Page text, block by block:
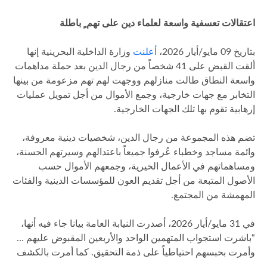
اعتقالات تعسفية واسعة لعلماء دين على تهم ٍ باطلة
بتاريخ 09 مايو/أيار 2026، أعلنت وزارة الداخلية البحرينية ​إنها
ألقت القبض على 41 شخصاً من رجال الدين بعد حملة مداهمات
واسعة النطاق طالت منازلهم ووجهت لهم تهم مزعومة من بينها
التخابر مع جهات خارجية، وجمع الأموال من أجل تمويل عمليات
إرهابية تقوم بها تلك الجهات الخارجية.
تضم هذه المجموعة من رجال الدين، شخصيات دينية معروفة،
وائمة مساجد وخطباء عُرفوا جميعاً باعتدالهم وسيرتهم الحسنة،
ومساهماتهم في الأعمال الخيرية، وجمعهم الأموال حسب
الأصول المتبعة من أجل تقديم العون للمؤسسات الدينية والفئات
المهمشة من المجتمع.
في 31 مايو/أيار 2026، أصدرت النيابة العامة بيانا جاء فيه أنها،
“باشرت استجواب المتهمين الواحد والأربعين المقبوض عليهم …
وأمرت بحبسهم احتياطياً على ذمة التحقيق. كما أمرت بالكشف